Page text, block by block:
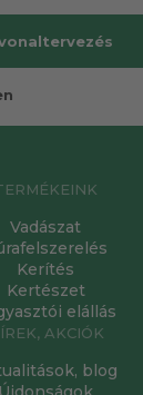
Vadászat
Kerítés
Kertészet
elállás
AKCIÓK
blog